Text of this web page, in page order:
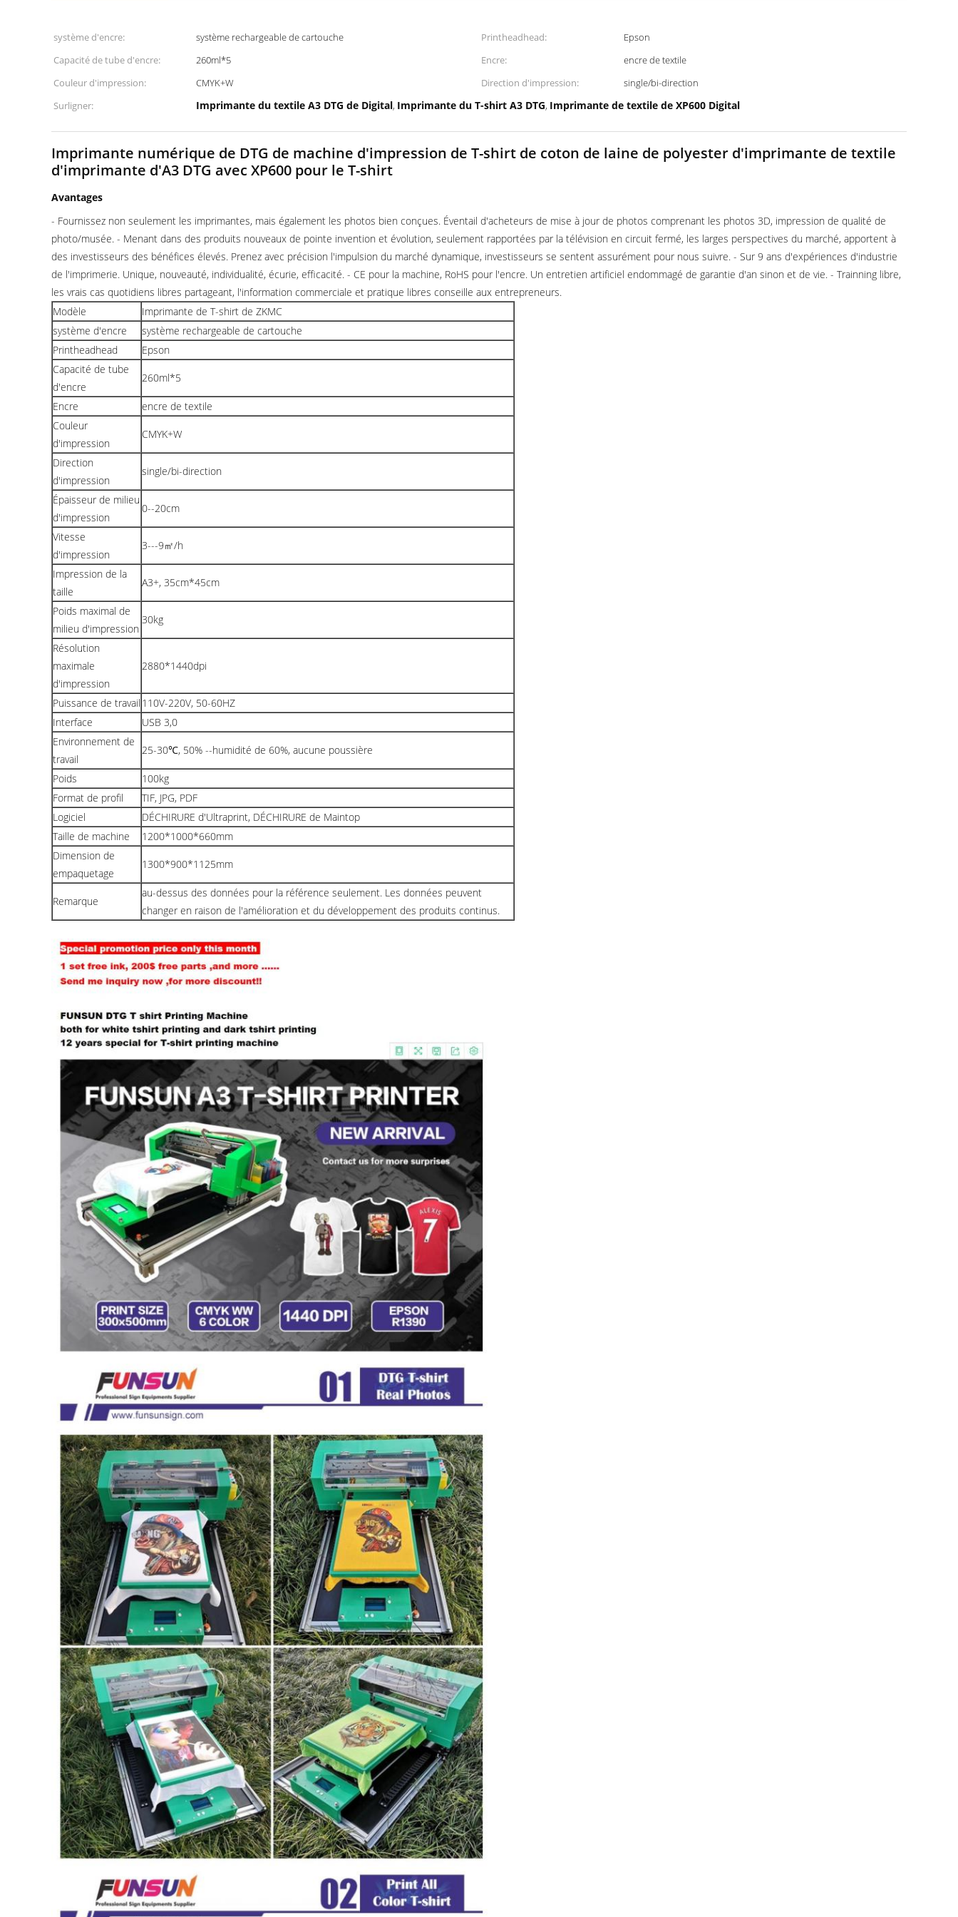
système d'encre: système rechargeable de cartouche Printheadhead:
Epson
Capacité de tube d'encre:
260ml*5 Encre:
encre de textile
Couleur d'impression:
CMYK+W Direction d'impression:
single/bi-direction
Surligner:
Imprimante du textile A3 DTG de Digital, Imprimante du T-shirt A3 DTG, Imprimante de textile de XP600 Digital
Imprimante numérique de DTG de machine d'impression de T-shirt de coton de laine de polyester d'imprimante de textile
d'imprimante d'A3 DTG avec XP600 pour le T-shirt
Avantages
- Fournissez non seulement les imprimantes, mais également les photos bien conçues. Éventail d'acheteurs de mise à jour de photos comprenant les photos 3D, impression de qualité de
photo/musée. - Menant dans des produits nouveaux de pointe invention et évolution, seulement rapportées par la télévision en circuit fermé, les larges perspectives du marché, apportent à
des investisseurs des bénéfices élevés. Prenez avec précision l'impulsion du marché dynamique, investisseurs se sentent assurément pour nous suivre. - Sur 9 ans d'expériences d'industrie
de l'imprimerie. Unique, nouveauté, individualité, écurie, efficacité. - CE pour la machine, RoHS pour l'encre. Un entretien artificiel endommagé de garantie d'an sinon et de vie. - Trainning libre,
les vrais cas quotidiens libres partageant, l'information commerciale et pratique libres conseille aux entrepreneurs.
Modèle
Imprimante de T-shirt de ZKMC
système d'encre
système rechargeable de cartouche
Printheadhead
Epson
Capacité de tube
d'encre
260ml*5
Encre
encre de textile
Couleur
d'impression
CMYK+W
Direction
d'impression
single/bi-direction
Épaisseur de milieu
d'impression
0--20cm
Vitesse
d'impression
3---9㎡/h
Impression de la
taille
A3+, 35cm*45cm
Poids maximal de
milieu d'impression
30kg
Résolution
maximale
d'impression
2880*1440dpi
Puissance de travail 110V-220V, 50-60HZ
Interface
USB 3,0
Environnement de
travail
25-30℃, 50% --humidité de 60%, aucune poussière
Poids
100kg
Format de profil
TIF, JPG, PDF
Logiciel
DÉCHIRURE d'Ultraprint, DÉCHIRURE de Maintop
Taille de machine
1200*1000*660mm
Dimension de
empaquetage
1300*900*1125mm
Remarque
au-dessus des données pour la référence seulement. Les données peuvent
changer en raison de l'amélioration et du développement des produits continus.